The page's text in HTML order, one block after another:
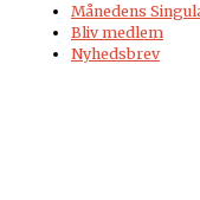
Månedens
Bliv medlem
Nyhedsbrev